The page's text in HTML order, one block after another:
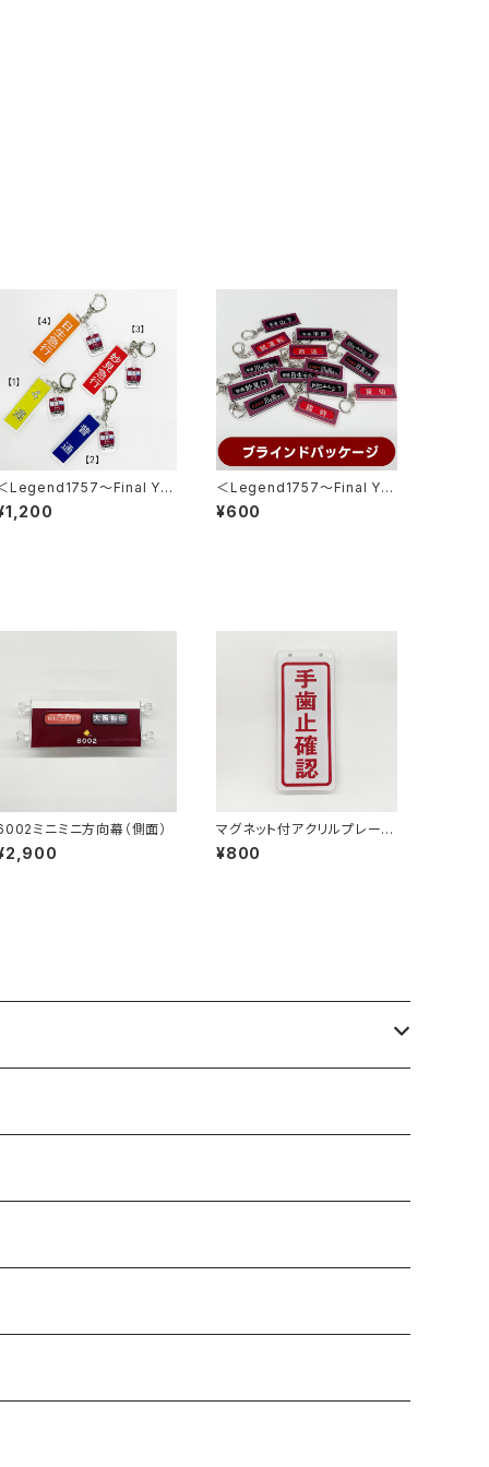
Legend1757～Final Ye
2026～＞スタフ用列車種
プレートキーホルダー
＜Legend1757～Final Ye
ar 2026～＞ 側面方向幕キ
ーホルダー※ブラインドパッケ
¥600
ミニミニ方向幕（側面）
マグネット付アクリルプレート
＜手歯止確認＞
¥800